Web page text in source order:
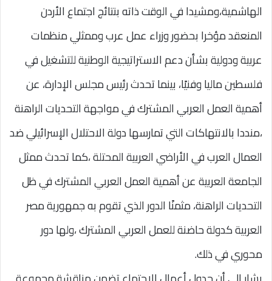
الهاشمية،ومشيدا في الوقت ذاته بنتائج اجتماع الأردن
المنعقد مؤخرا بحضور وزراء عمل عرب وممثلي منظمات
عربية ودولية بشأن دعم الاستراتيجية الوطنية للتشغيل في
فلسطين ماليا وفنيًا، بينما تحدث رئيس مجلس الإدارة، عن
أهمية العمل العربي المشترك في مواجهة التحديات الراهنة
،منددا بالانتهاكات التي تمارسها دولة الاحتلال الإسرائيلي ضد
العمال العرب في الأراضي العربية المحتلة ،كما تحدث ممثل
الجامعة العربية عن أهمية العمل العربي المشترك في ظل
التحديات الراهنة، مثمنًا الدور الذي تقوم به جمهورية مصر
العربية كدولة حاضنة للعمل العربي المشترك ،ولها دور
محوري في ذلك.